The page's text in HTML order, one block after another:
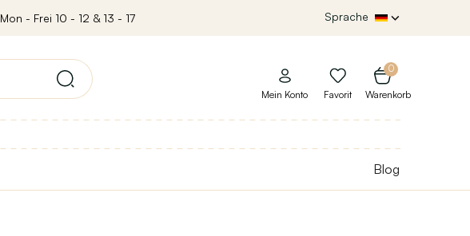
Mon - Frei 10 - 12 & 13 - 17 Sprache
0
Warenkorb
Mein Konto Favorit
Blog